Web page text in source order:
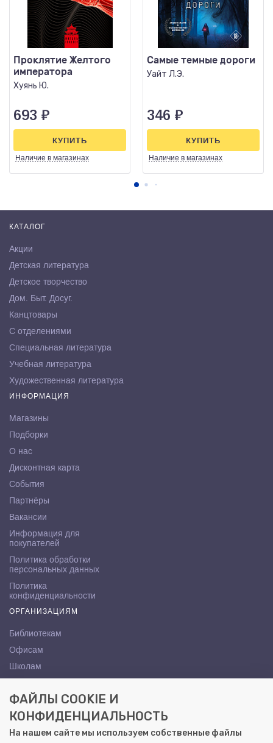
Проклятие Желтого
императора
Хуянь Ю.
693 ₽
Наличие в магазинах
КУПИТЬ
Самые темные дороги
Уайт Л.Э.
346 ₽
Наличие в магазинах
КУПИТЬ
КАТАЛОГ
Акции
Детская литература
Детское творчество
Дом. Быт. Досуг.
Канцтовары
С отделениями
Специальная литература
Учебная литература
Художественная литература
ИНФОРМАЦИЯ
Магазины
Подборки
О нас
Дисконтная карта
События
Партнёры
Вакансии
Информация для
покупателей
Политика обработки
персональных данных
Политика
конфиденциальности
ОРГАНИЗАЦИЯМ
Библиотекам
Офисам
Школам
КОНТАКТЫ
Саратов, ул. Осипова, 10А
+7 (8452) 72-65-65
ФАЙЛЫ COOKIE И
КОНФИДЕНЦИАЛЬНОСТЬ
На нашем сайте мы используем собственные файлы